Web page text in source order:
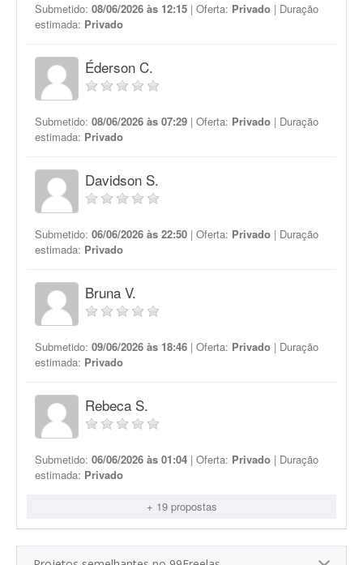
Submetido: 08/06/2026 às 12:15 | Oferta: Privado | Duração
estimada: Privado
Éderson C.
Submetido: 08/06/2026 às 07:29 | Oferta: Privado | Duração
estimada: Privado
Davidson S.
Submetido: 06/06/2026 às 22:50 | Oferta: Privado | Duração
estimada: Privado
Bruna V.
Submetido: 09/06/2026 às 18:46 | Oferta: Privado | Duração
estimada: Privado
Rebeca S.
Submetido: 06/06/2026 às 01:04 | Oferta: Privado | Duração
estimada: Privado
+ 19 propostas